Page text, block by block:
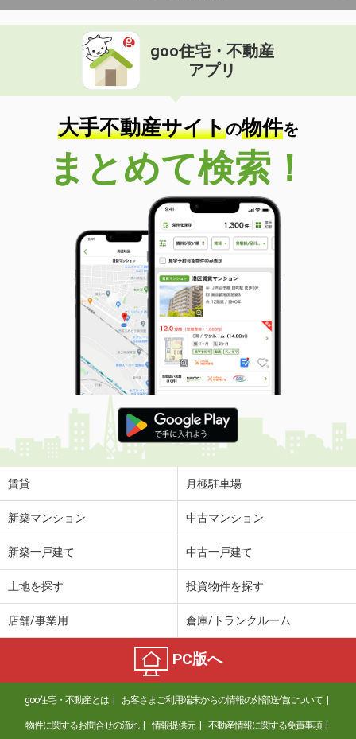
goo住宅・不動産
アプリ
大手不動産サイトの物件を
まとめて検索！
賃貸 月極駐車場
新築マンション 中古マンション
新築一戸建て 中古一戸建て
土地を探す 投資物件を探す
店舗/事業用 倉庫/トランクルーム
PC版へ
goo住宅・不動産とは お客さまご利用端末からの情報の外部送信について
物件に関するお問合せの流れ 情報提供元 不動産情報に関する免責事項